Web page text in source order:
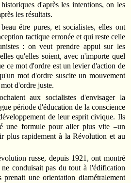
d'après les intentions, on les
les résultats.
être pures, et socialistes, elles ont
tactique erronée et qui reste celle
: on veut prendre appui sur les
qu'elles soient, avec n'importe quel
ce mot d'ordre est un levier d'action de
mot d'ordre suscite un mouvement
d'ordre juste.
aux socialistes d'envisager la
période d'éducation de la conscience
de leur esprit civique. Ils
une formule pour aller plus vite –un
plus rapidement à la Révolution et au
russe, depuis 1921, ont montré
conduisait pas du tout à l'édification
prenait une orientation diamétralement